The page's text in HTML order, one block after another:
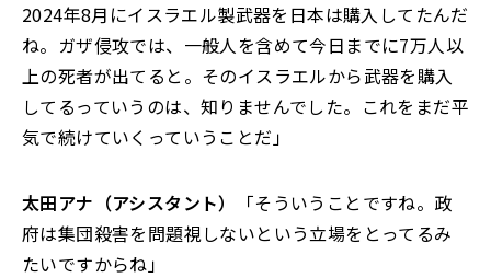
2024年8月にイスラエル製武器を日本は購入してたんだ
ね。ガザ侵攻では、一般人を含めて今日までに7万人以
上の死者が出てると。そのイスラエルから武器を購入
してるっていうのは、知りませんでした。これをまだ平
気で続けていくっていうことだ」
太田アナ（アシスタント）
「そういうことですね。政
府は集団殺害を問題視しないという立場をとってるみ
たいですからね」